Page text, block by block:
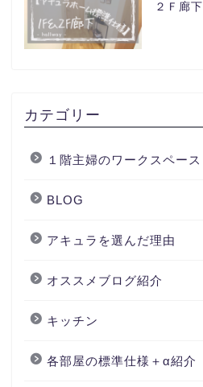
２Ｆ廊下
カテゴリー
１階主婦のワークスペース
BLOG
アキュラを選んだ理由
オススメブログ紹介
キッチン
各部屋の標準仕様＋α紹介